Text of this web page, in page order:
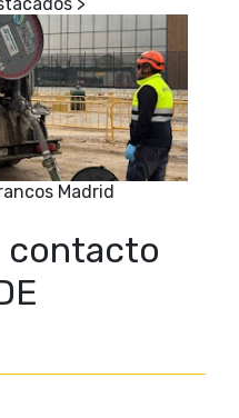
Madrid
contacto